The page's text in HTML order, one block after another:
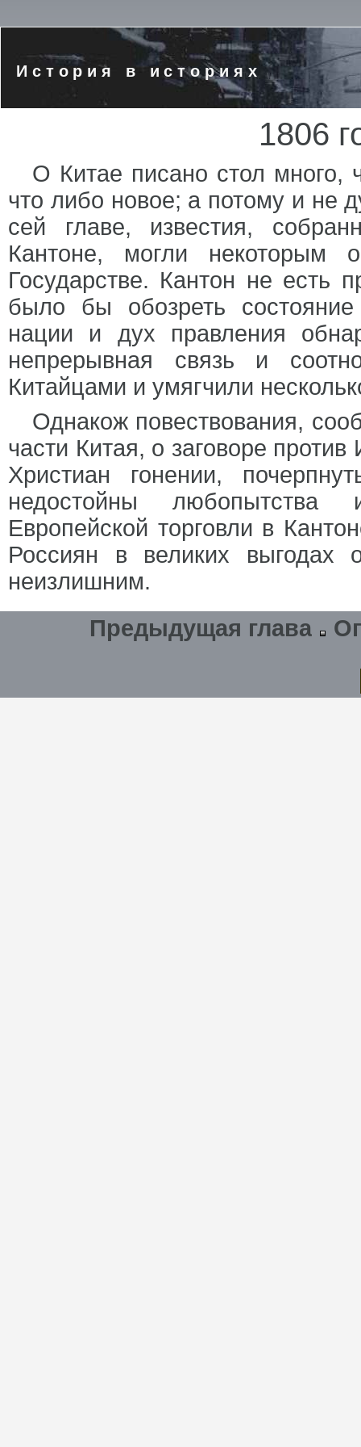
История в историях
1806
О Китае писано стол много,
что либо новое; а потому и не
сей главе, известия,
Кантоне, могли некоторым
Государстве. Кантон не есть
было бы обозреть
нации и дух правления
непрерывная связь и
Китайцами и умягчили
Однакож повествования,
части Китая, о заговоре
Христиан гонении,
недостойны
Европейской торговли в
Россиян в великих выгодах
неизлишним.
Предыдущая глава